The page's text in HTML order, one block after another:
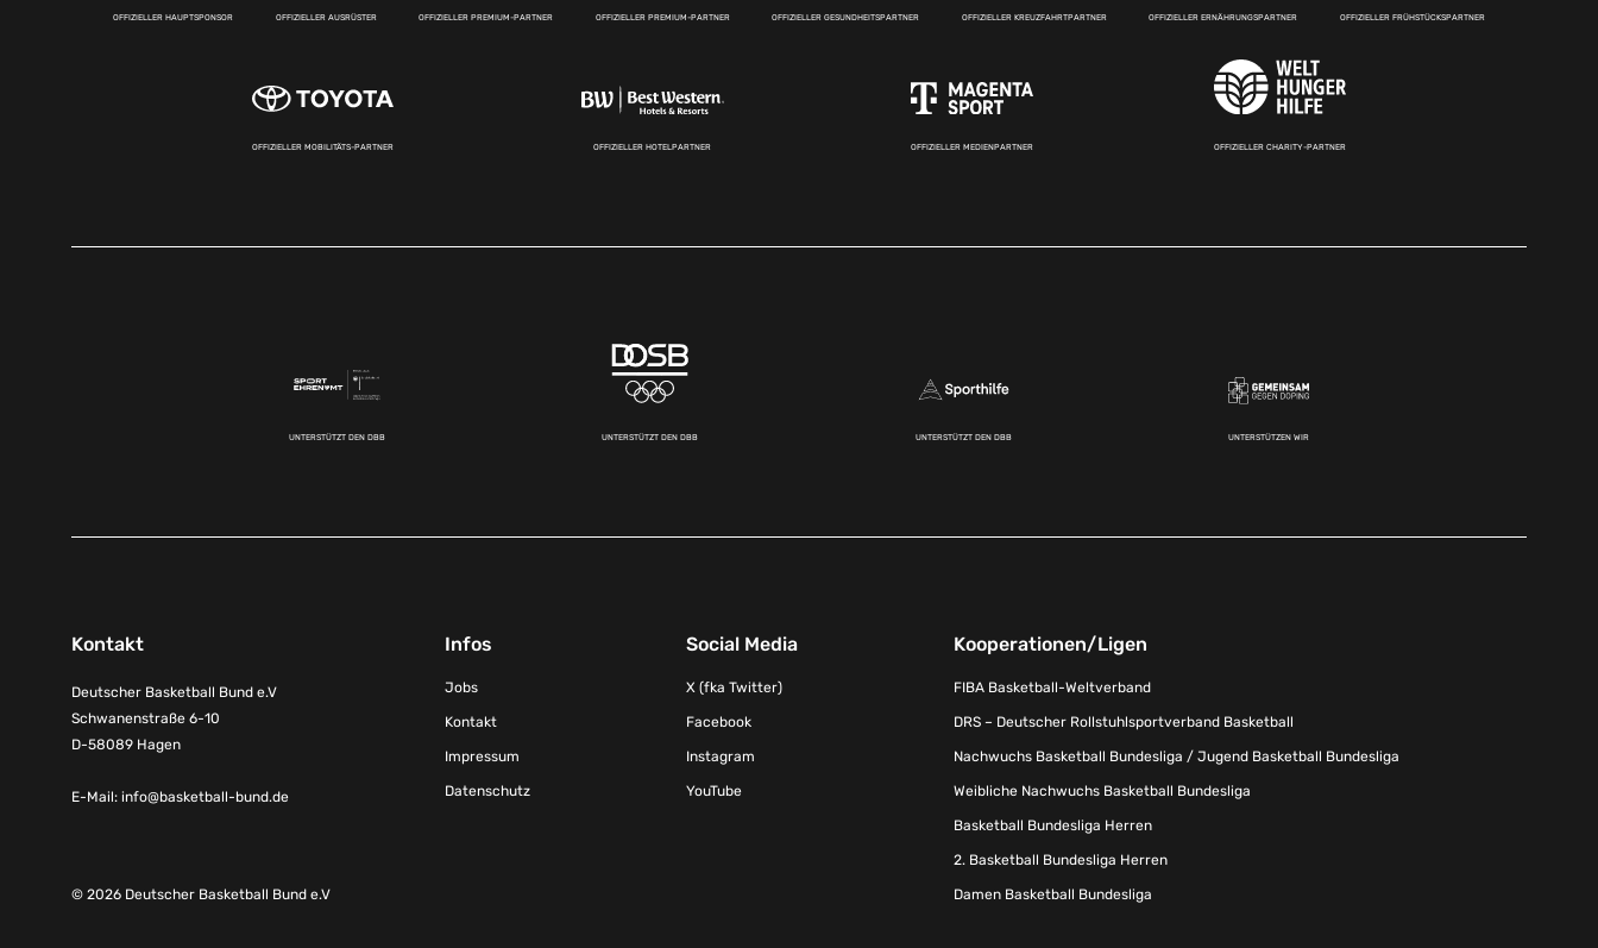
OFFIZIELLER HAUPTSPONSOR OFFIZIELLER AUSRÜSTER OFFIZIELLER PREMIUM-PARTNER OFFIZIELLER PREMIUM-PARTNER OFFIZIELLER GESUNDHEITSPARTNER OFFIZIELLER KREUZFAHRTPARTNER OFFIZIELLER ERNÄHRUNGSPARTNER OFFIZIELLER FRÜHSTÜCKSPARTNER
OFFIZIELLER MOBILITÄTS-PARTNER OFFIZIELLER HOTELPARTNER OFFIZIELLER MEDIENPARTNER OFFIZIELLER CHARITY-PARTNER
UNTERSTÜTZT DEN DBB UNTERSTÜTZT DEN DBB UNTERSTÜTZT DEN DBB UNTERSTÜTZEN WIR
Kontakt
Deutscher Basketball Bund e.V
Schwanenstraße 6-10
D-58089 Hagen
E-Mail: info@basketball-bund.de
Infos
Jobs
Kontakt
Impressum
Datenschutz
Social Media
X (fka Twitter)
Facebook
Instagram
YouTube
Kooperationen/Ligen
FIBA Basketball-Weltverband
DRS – Deutscher Rollstuhlsportverband Basketball
Nachwuchs Basketball Bundesliga / Jugend Basketball Bundesliga
Weibliche Nachwuchs Basketball Bundesliga
Basketball Bundesliga Herren
2. Basketball Bundesliga Herren
Damen Basketball Bundesliga
© 2026 Deutscher Basketball Bund e.V